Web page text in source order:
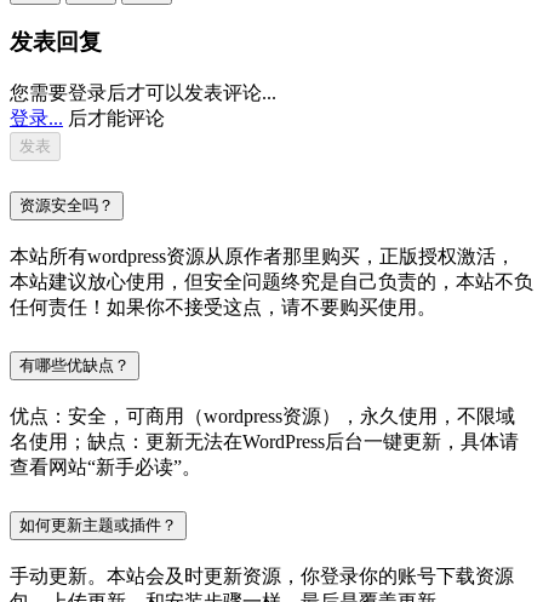
发表回复
您需要登录后才可以发表评论...
登录... 后才能评论
资源安全吗？
本站所有wordpress资源从原作者那里购买，正版授权激活，
本站建议放心使用，但安全问题终究是自己负责的，本站不负
任何责任！如果你不接受这点，请不要购买使用。
有哪些优缺点？
优点：安全，可商用（wordpress资源），永久使用，不限域
名使用；缺点：更新无法在WordPress后台一键更新，具体请
查看网站“新手必读”。
如何更新主题或插件？
手动更新。本站会及时更新资源，你登录你的账号下载资源